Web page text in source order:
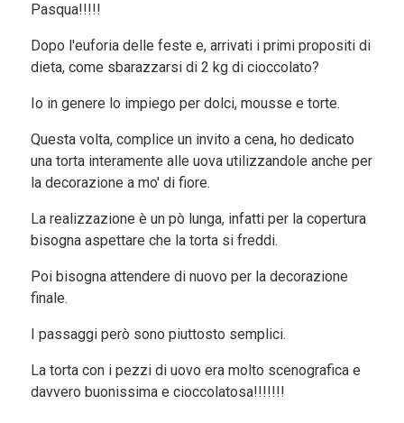
Pasqua!!!!!
Dopo l'euforia delle feste e, arrivati i primi propositi di
dieta, come sbarazzarsi di 2 kg di cioccolato?
Io in genere lo impiego per dolci, mousse e torte.
Questa volta, complice un invito a cena, ho dedicato
una torta interamente alle uova utilizzandole anche per
la decorazione a mo' di fiore.
La realizzazione è un pò lunga, infatti per la copertura
bisogna aspettare che la torta si freddi.
Poi bisogna attendere di nuovo per la decorazione
finale.
I passaggi però sono piuttosto semplici.
La torta con i pezzi di uovo era molto scenografica e
davvero buonissima e cioccolatosa!!!!!!!